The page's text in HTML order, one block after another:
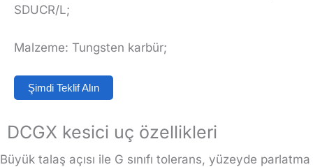
SDUCR/L;
Malzeme: Tungsten karbür;
Şimdi Teklif Alın
DCGX kesici uç özellikleri
Büyük talaş açısı ile G sınıfı tolerans, yüzeyde parlatma